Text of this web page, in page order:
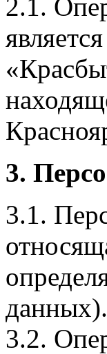
2.1.
3.
3.1.
данных).
3.2.